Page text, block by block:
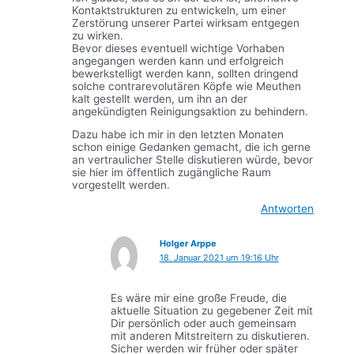
Kontaktstrukturen zu entwickeln, um einer
Zerstörung unserer Partei wirksam entgegen
zu wirken.
Bevor dieses eventuell wichtige Vorhaben
angegangen werden kann und erfolgreich
bewerkstelligt werden kann, sollten dringend
solche contrarevolutären Köpfe wie Meuthen
kalt gestellt werden, um ihn an der
angekündigten Reinigungsaktion zu behindern.
Dazu habe ich mir in den letzten Monaten
schon einige Gedanken gemacht, die ich gerne
an vertraulicher Stelle diskutieren würde, bevor
sie hier im öffentlich zugängliche Raum
vorgestellt werden.
Antworten
Holger Arppe
18. Januar 2021 um 19:16 Uhr
Es wäre mir eine große Freude, die
aktuelle Situation zu gegebener Zeit mit
Dir persönlich oder auch gemeinsam
mit anderen Mitstreitern zu diskutieren.
Sicher werden wir früher oder später